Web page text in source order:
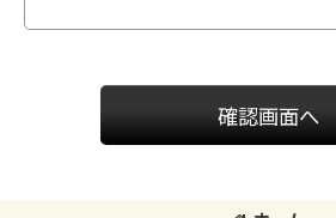
確認画面へ